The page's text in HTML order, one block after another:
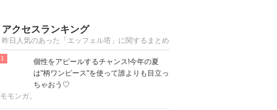
アクセスランキング
昨日人気のあった「エッフェル塔」に関するまとめ
個性をアピールするチャンス!今年の夏
は"柄ワンピース"を使って誰よりも目立っ
ちゃおう♡
モモンガ。